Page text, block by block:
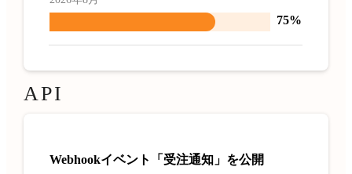
75%
API
Webhookイベント「受注通知」を公開